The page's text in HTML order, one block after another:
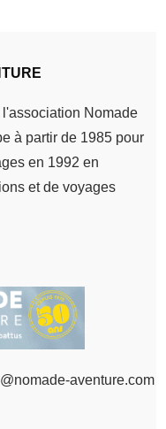
Nomade
à partir de 1985 pour
en 1992 en
et de voyages
aventure.com